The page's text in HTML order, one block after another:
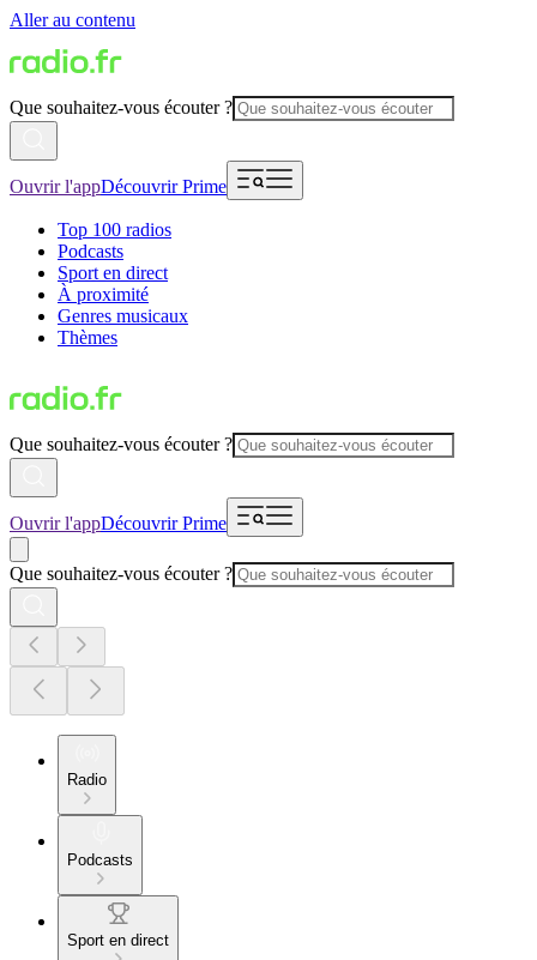
Aller au contenu
Que souhaitez-vous écouter ?
Ouvrir l'appDécouvrir Prime
Top 100 radios
Podcasts
Sport en direct
À proximité
Genres musicaux
Thèmes
Que souhaitez-vous écouter ?
Ouvrir l'appDécouvrir Prime
Que souhaitez-vous écouter ?
Radio
Podcasts
Sport en direct